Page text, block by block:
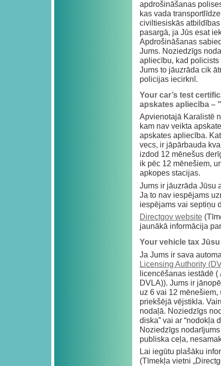
apdrošināšanas
kas vada
civiltiesiskās
pasargā, ja Jūs esat
Apdrošināšanas
Jums. Noziedzīgs
apliecību, kad
Jums to jāuzrāda cik
policijas iecirknī.
Your car’s test
apskates apliecība –
Apvienotajā Karalistē
kam nav veikta
apskates apliecība.
vecs, ir jāpārbauda
izdod 12 mēnešus
ik pēc 12 mēnešiem,
apkopes stacijas.
Jums ir jāuzrāda Jūsu
Ja to nav iespējams
iespējams vai septiņu
Directgov website
jaunākā informācija
Your vehicle tax
Ja Jums ir sava
Licensing Authority
licencēšanas iestādē (
DVLA)). Jums ir
uz 6 vai 12
priekšējā vējstikla.
nodaļā. Noziedzīgs
diska” vai ar “nodokļa
Noziedzīgs
publiska ceļa,
Lai iegūtu plašāku
(Tīmekļa vietni